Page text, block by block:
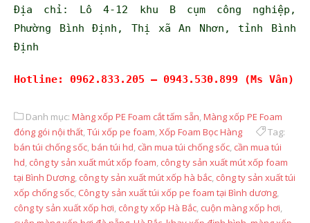
Địa chỉ: Lô 4-12 khu B cụm công nghiệp,
Phường Bình Định, Thị xã An Nhơn, tỉnh Bình
Định
Hotline: 0962.833.205 – 0943.530.899 (Ms Vân)
Danh mục: Màng xốp PE Foam cắt tấm sẵn,Màng xốp PE Foam
đóng gói nội thất,Túi xốp pe foam,Xốp Foam Bọc Hàng
Tag:
bán túi chống sốc,bán túi hd, cần mua túi chống sốc, cần mua túi
hd, công ty sản xuất mút xốp foam, công ty sản xuất mút xốp foam
tại Bình Dương, công ty sản xuất mút xốp hà bắc, công ty sản xuất túi
xốp chống sốc, Công ty sản xuất túi xốp pe foam tại Bình dương,
công ty sản xuất xốp hơi, công ty xốp Hà Bắc, cuộn màng xốp hơi,